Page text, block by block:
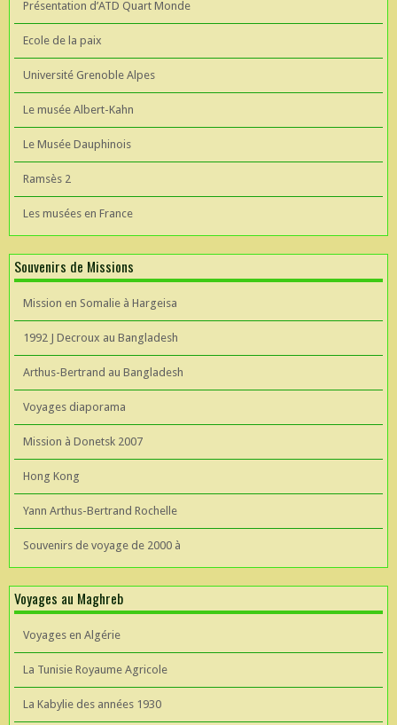
Présentation d’ATD Quart Monde
Ecole de la paix
Université Grenoble Alpes
Le musée Albert-Kahn
Le Musée Dauphinois
Ramsès 2
Les musées en France
Souvenirs de Missions
Mission en Somalie à Hargeisa
1992 J Decroux au Bangladesh
Arthus-Bertrand au Bangladesh
Voyages diaporama
Mission à Donetsk 2007
Hong Kong
Yann Arthus-Bertrand Rochelle
Souvenirs de voyage de 2000 à
Voyages au Maghreb
Voyages en Algérie
La Tunisie Royaume Agricole
La Kabylie des années 1930